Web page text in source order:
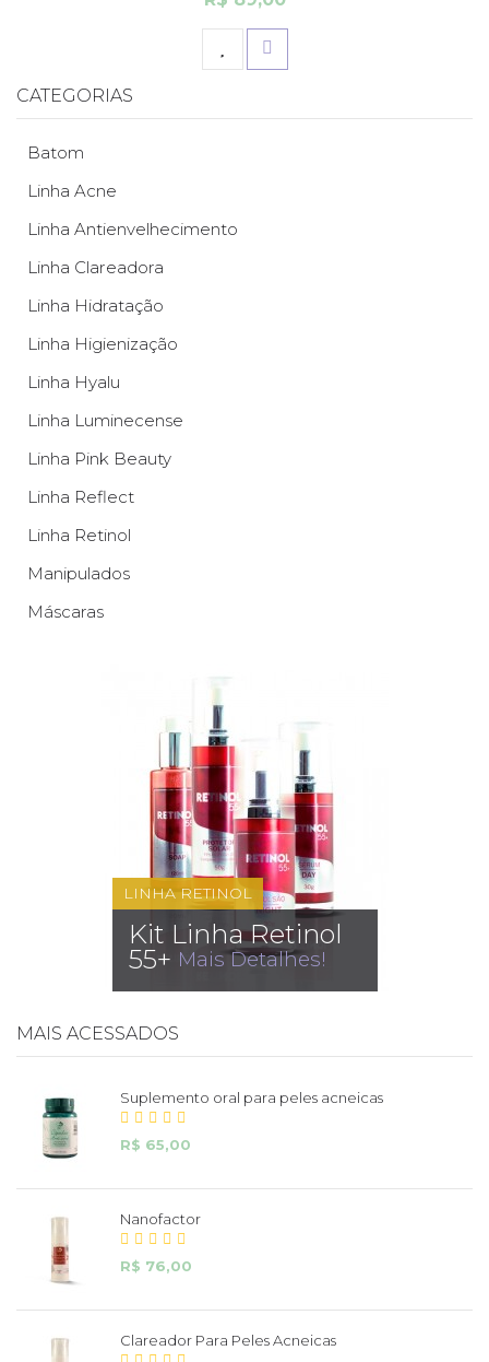
CATEGORIAS
Batom
Linha Acne
Linha Antienvelhecimento
Linha Clareadora
Linha Hidratação
Linha Higienização
Linha Hyalu
Linha Luminecense
Linha Pink Beauty
Linha Reflect
Linha Retinol
Manipulados
Máscaras
LINHA RETINOL
Kit Linha Retinol
55+ Mais Detalhes!
MAIS ACESSADOS
Suplemento oral para peles acneicas
R$ 65,00
Nanofactor
R$ 76,00
Clareador Para Peles Acneicas